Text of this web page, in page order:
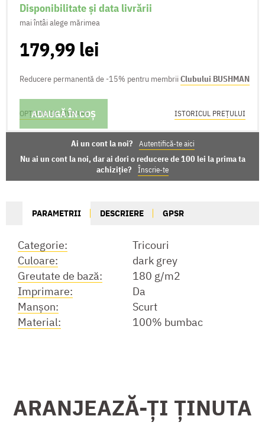
Disponibilitate și data livrării
mai întâi alege mărimea
179,99 lei
Reducere permanentă de -15% pentru membrii Clubului BUSHMAN
ADAUGĂ ÎN COȘ
OPȚIUNI DE LIVRARE ISTORICUL PREȚULUI
Ai un cont la noi? Autentifică-te aici
Nu ai un cont la noi, dar ai dori o reducere de 100 lei la prima ta
achiziție?
Înscrie-te
PARAMETRII DESCRIERE GPSR
Categorie:
Tricouri
Culoare:
dark grey
Greutate de bază:
180 g/m2
Imprimare:
Da
Manşon:
Scurt
Material:
100% bumbac
ARANJEAZĂ-ȚI ȚINUTA